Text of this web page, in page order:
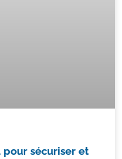
pour sécuriser et